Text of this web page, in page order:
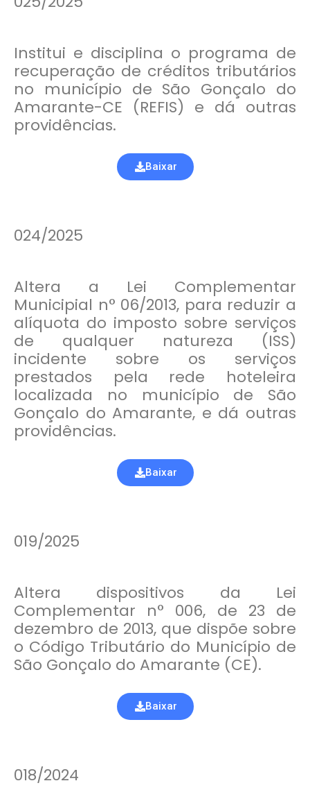
Institui e disciplina o programa de
recuperação de créditos tributários
no município de São Gonçalo do
Amarante-CE (REFIS) e dá outras
providências.
Baixar
024/2025
Altera a Lei Complementar
Municipial n° 06/2013, para reduzir a
alíquota do imposto sobre serviços
de qualquer natureza (ISS)
incidente sobre os serviços
prestados pela rede hoteleira
localizada no município de São
Gonçalo do Amarante, e dá outras
providências.
Baixar
019/2025
Altera dispositivos da Lei
Complementar n° 006, de 23 de
dezembro de 2013, que dispõe sobre
o Código Tributário do Município de
São Gonçalo do Amarante (CE).
Baixar
018/2024